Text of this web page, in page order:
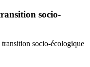
socio-
socio-écologique